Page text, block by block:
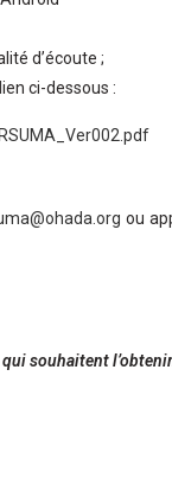
d’écoute ;
ci-dessous :
ou
souhaitent